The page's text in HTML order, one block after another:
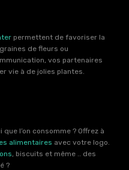
permettent de favoriser la
de fleurs ou
vos partenaires
vie à de jolies plantes.
l’on consomme ? Offrez à
alimentaires avec votre logo.
, biscuits et même .. des
?